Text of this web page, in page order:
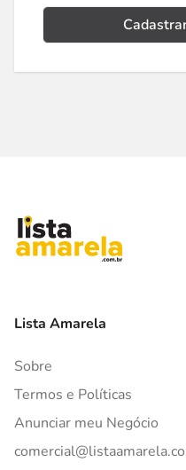
Lista Amarela
Sobre
Termos e Políticas
Anunciar meu Negócio